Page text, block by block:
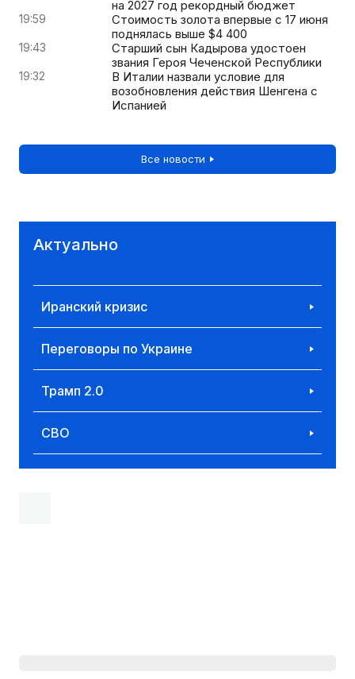
на 2027 год рекордный бюджет
19:59
Стоимость золота впервые с 17 июня
поднялась выше $4 400
19:43
Старший сын Кадырова удостоен
звания Героя Чеченской Республики
19:32
В Италии назвали условие для
возобновления действия Шенгена с
Испанией
Все новости
Актуально
Иранский кризис
Переговоры по Украине
Трамп 2.0
СВО